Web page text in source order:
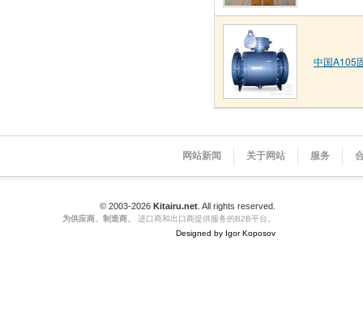
中国A105
网站新闻 关于网站 服务
© 2003-2026 Kitairu.net . All rights reserved.
为供应商、制造商、
进口商和出口商提供服务的B2B平台。
Designed by Igor Koposov